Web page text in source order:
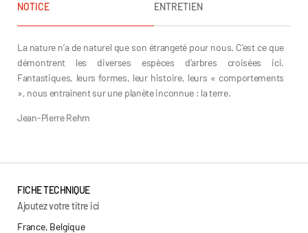
NOTICE ENTRETIEN
La nature n’a de naturel que son étrangeté pour nous. C’est ce que
démontrent les diverses espèces d’arbres croisées ici.
Fantastiques, leurs formes, leur histoire, leurs « comportements
», nous entraînent sur une planète inconnue : la terre.
Jean-Pierre Rehm
FICHE TECHNIQUE
Ajoutez votre titre ici
France, Belgique